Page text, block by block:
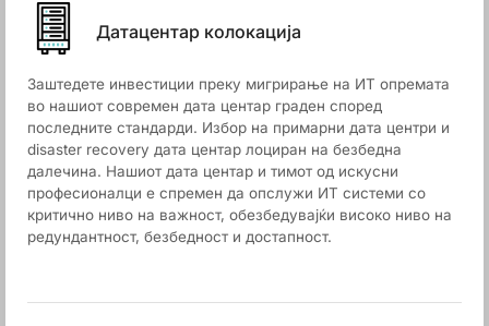
Датацентар колокација
Заштедете инвестиции преку мигрирање на ИТ опремата
во нашиот современ дата центар граден според
последните стандарди. Избор на примарни дата центри и
disaster recovery дата центар лоциран на безбедна
далечина. Нашиот дата центар и тимот од искусни
професионалци е спремен да опслужи ИТ системи со
критично ниво на важност, обезбедувајќи високо ниво на
редундантност, безбедност и достапност.